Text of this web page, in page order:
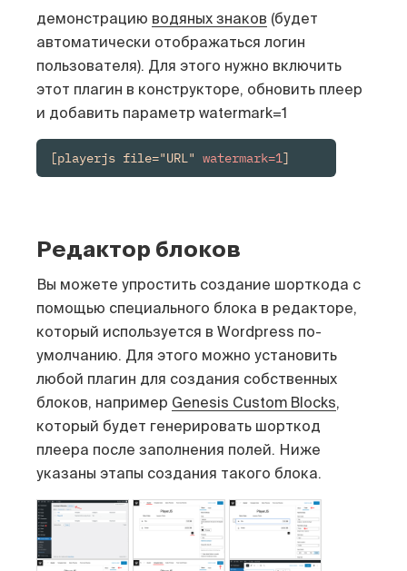
демонстрацию водяных знаков (будет
автоматически отображаться логин
пользователя). Для этого нужно включить
этот плагин в конструкторе, обновить плеер
и добавить параметр watermark=1
[playerjs file="URL" watermark=1]
Редактор блоков
Вы можете упростить создание шорткода с
помощью специального блока в редакторе,
который используется в Wordpress по-
умолчанию. Для этого можно установить
любой плагин для создания собственных
блоков, например Genesis Custom Blocks,
который будет генерировать шорткод
плеера после заполнения полей. Ниже
указаны этапы создания такого блока.